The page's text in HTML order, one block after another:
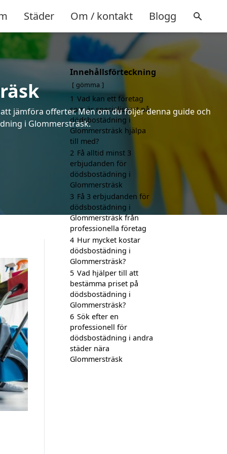
Städer Om / kontakt Blogg
jämföra offerter. Men om du följer denna guide och
i Glommersträsk.
Innehållsförteckning
gömma
1 Vad kan ett företag
som är specialiserat på
dödsbostädning i
Glommersträsk hjälpa
till med?
2 Få alltid minst 3
erbjudanden för
dödsbostädning i
Glommersträsk
3 Få 3 erbjudanden för
dödsbostädning i
Glommersträsk från
professionella företag
4 Hur mycket kostar
dödsbostädning i
Glommersträsk?
5 Vad hjälper till att
bestämma priset på
dödsbostädning i
Glommersträsk?
6 Sök efter en
professionell för
dödsbostädning i andra
städer nära
Glommersträsk